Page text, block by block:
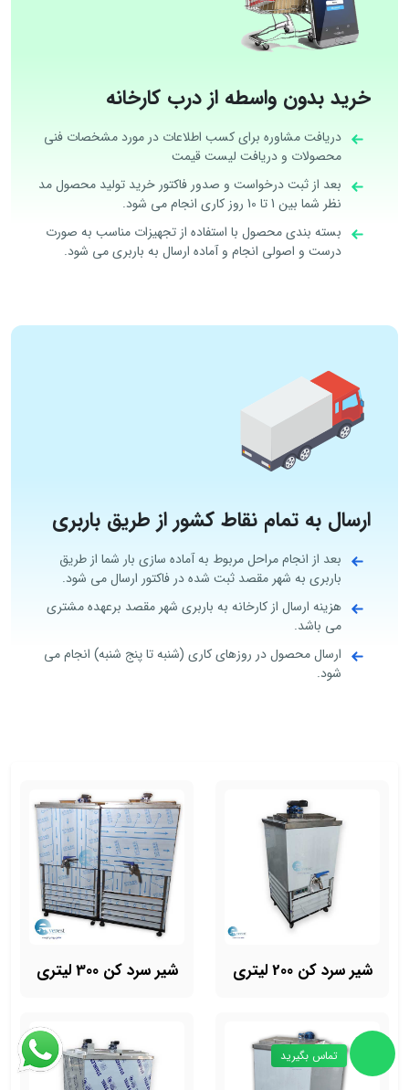
خرید بدون واسطه از درب کارخانه
دریافت مشاوره برای کسب اطلاعات در مورد مشخصات فنی
محصولات و دریافت لیست قیمت
بعد از ثبت درخواست و صدور فاکتور خرید تولید محصول مد
نظر شما بین 1 تا 10 روز کاری انجام می شود.
بسته بندی محصول با استفاده از تجهیزات مناسب به صورت
درست و اصولی انجام و آماده ارسال به باربری می شود.
ارسال به تمام نقاط کشور از طریق باربری
بعد از انجام مراحل مربوط به آماده سازی بار شما از طریق
باربری به شهر مقصد ثبت شده در فاکتور ارسال می شود.
هزینه ارسال از کارخانه به باربری شهر مقصد برعهده مشتری
می باشد.
ارسال محصول در روزهای کاری (شنبه تا پنج شنبه) انجام می
شود.
شیر سرد کن 200 لیتری شیر سرد کن 300 لیتری
تماس بگیرید